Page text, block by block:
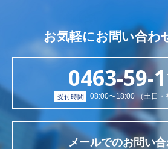
お気軽にお問い合わ
0463-59-
受付時間 08:00〜18:00 （土日・
メールでのお問い